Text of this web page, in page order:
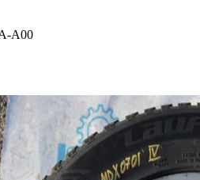
A00